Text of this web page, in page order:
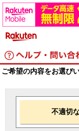
ご希望の内容をお選び
不適切